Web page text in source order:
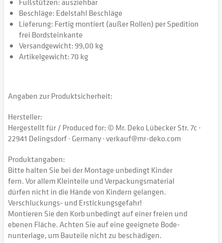
Beschläge: Edelstahl Beschläge
Lieferung: Fertig montiert (außer Rollen) per Spedition
frei Bordsteinkante
Versandgewicht: 99,00 kg
Artikelgewicht: 70 kg
Angaben zur Produktsicherheit:
Hersteller:
Hergestellt für / Produced for: © Mr. Deko Lübecker Str. 7c ·
22941 Delingsdorf · Germany · verkauf@mr-deko.com
Produktangaben:
Bitte halten Sie bei der Montage unbedingt Kinder
fern. Vor allem Kleinteile und Verpackungsmaterial
dürfen nicht in die Hände von Kindern gelangen.
Verschluckungs- und Erstickungsgefahr!
Montieren Sie den Korb unbedingt auf einer freien und
ebenen Fläche. Achten Sie auf eine geeignete Bode-
nunterlage, um Bauteile nicht zu beschädigen.